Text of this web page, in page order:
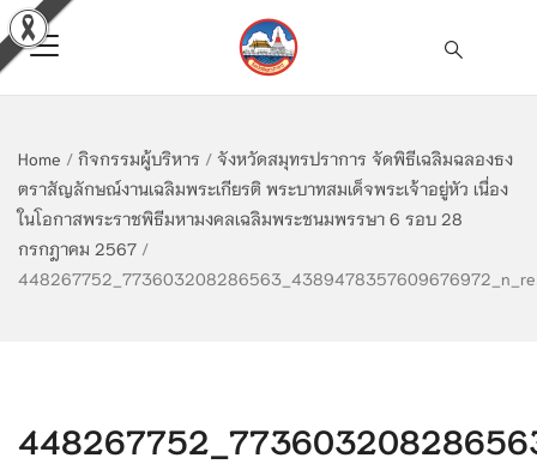
Home / กิจกรรมผู้บริหาร / จังหวัดสมุทรปราการ จัดพิธีเฉลิมฉลองธง
ตราสัญลักษณ์งานเฉลิมพระเกียรติ พระบาทสมเด็จพระเจ้าอยู่หัว เนื่อง
ในโอกาสพระราชพิธีมหามงคลเฉลิมพระชนมพรรษา 6 รอบ 28
กรกฎาคม 2567 /